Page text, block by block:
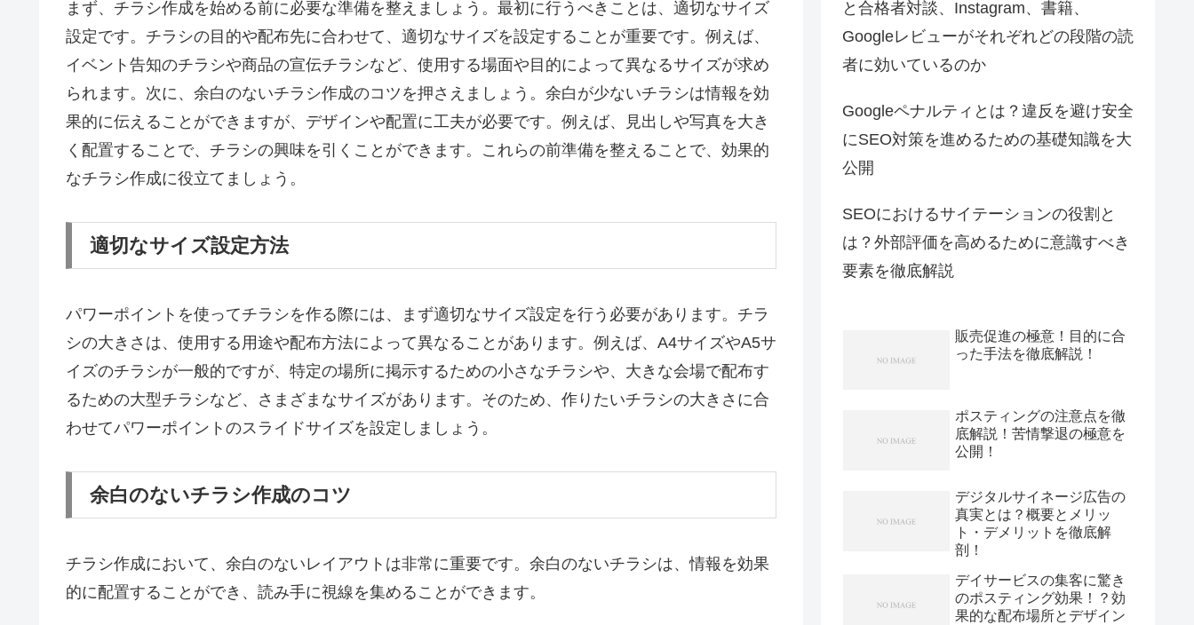
まず、チラシ作成を始める前に必要な準備を整えましょう。最初に行うべきことは、適切なサイズ
設定です。チラシの目的や配布先に合わせて、適切なサイズを設定することが重要です。例えば、
イベント告知のチラシや商品の宣伝チラシなど、使用する場面や目的によって異なるサイズが求め
られます。次に、余白のないチラシ作成のコツを押さえましょう。余白が少ないチラシは情報を効
果的に伝えることができますが、デザインや配置に工夫が必要です。例えば、見出しや写真を大き
く配置することで、チラシの興味を引くことができます。これらの前準備を整えることで、効果的
なチラシ作成に役立てましょう。
適切なサイズ設定方法
パワーポイントを使ってチラシを作る際には、まず適切なサイズ設定を行う必要があります。チラ
シの大きさは、使用する用途や配布方法によって異なることがあります。例えば、A4サイズやA5サ
イズのチラシが一般的ですが、特定の場所に掲示するための小さなチラシや、大きな会場で配布す
るための大型チラシなど、さまざまなサイズがあります。そのため、作りたいチラシの大きさに合
わせてパワーポイントのスライドサイズを設定しましょう。
余白のないチラシ作成のコツ
チラシ作成において、余白のないレイアウトは非常に重要です。余白のないチラシは、情報を効果
的に配置することができ、読み手に視線を集めることができます。
と合格者対談、Instagram、書籍、
Googleレビューがそれぞれどの段階の読
者に効いているのか
Googleペナルティとは？違反を避け安全
にSEO対策を進めるための基礎知識を大
公開
SEOにおけるサイテーションの役割と
は？外部評価を高めるために意識すべき
要素を徹底解説
販売促進の極意！目的に合
った手法を徹底解説！
ポスティングの注意点を徹
底解説！苦情撃退の極意を
公開！
デジタルサイネージ広告の
真実とは？概要とメリッ
ト・デメリットを徹底解
剖！
デイサービスの集客に驚き
のポスティング効果！？効
果的な配布場所とデザイン